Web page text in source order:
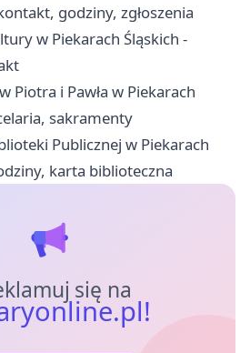
godziny, zgłoszenia
w Piekarach Śląskich -
Piotra i Pawła w Piekarach
sakramenty
Publicznej w Piekarach
karta biblioteczna
się na